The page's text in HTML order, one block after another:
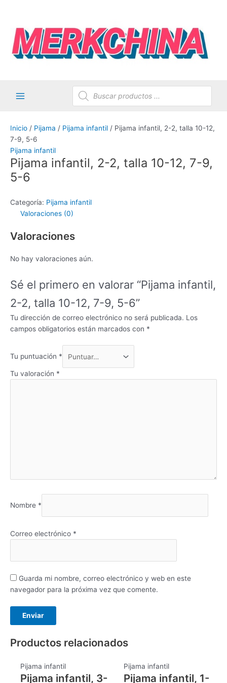
contenido
Menu
Búsqueda
de
productos
Inicio / Pijama / Pijama infantil / Pijama infantil, 2-2, talla 10-12,
7-9, 5-6
Pijama infantil
Pijama infantil, 2-2, talla 10-12, 7-9,
5-6
Categoría: Pijama infantil
Valoraciones (0)
Valoraciones
No hay valoraciones aún.
Sé el primero en valorar “Pijama infantil,
2-2, talla 10-12, 7-9, 5-6”
Tu dirección de correo electrónico no será publicada. Los
campos obligatorios están marcados con *
Tu puntuación *
Tu valoración *
Nombre *
Correo electrónico *
Guarda mi nombre, correo electrónico y web en este
navegador para la próxima vez que comente.
Productos relacionados
Pijama infantil
Pijama infantil, 3-
Pijama infantil
Pijama infantil, 1-